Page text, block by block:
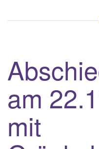
am
mit